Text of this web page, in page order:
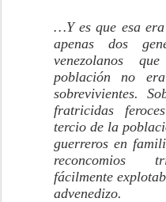
…Y es que esa
apenas dos
venezolanos
población no
sobrevivientes.
fratricidas
tercio de la
guerreros en
reconcomios
fácilmente
advenedizo.